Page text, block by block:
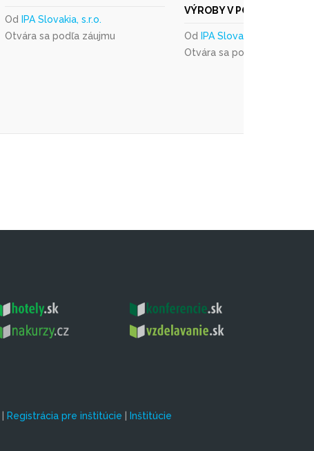
Od
IPA Slovakia, s.r.o.
Otvára sa podľa záujmu
VÝROBY V PODNIKU
Od
IPA Slovakia, s.r.o.
Otvára sa podľa záujmu
Registrácia pre inštitúcie Inštitúcie